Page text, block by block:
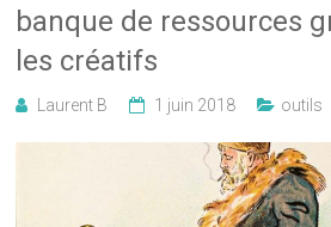
banque de ressources
les créatifs
Laurent B 1 juin 2018 outils